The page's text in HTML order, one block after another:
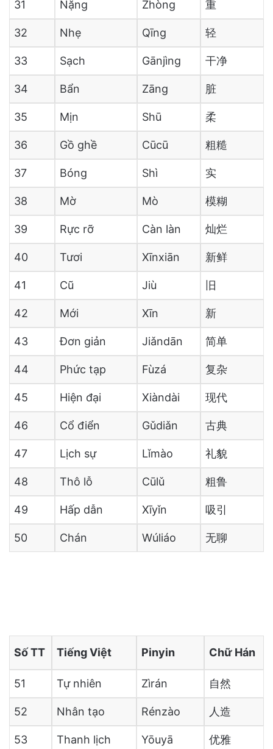
31 Nặng Zhòng 重
32 Nhẹ Qīng 轻
33 Sạch Gānjìng 干净
34 Bẩn Zāng 脏
35 Mịn Shū 柔
36 Gồ ghề Cūcū 粗糙
37 Bóng Shì 实
38 Mờ Mò 模糊
39 Rực rỡ Càn làn 灿烂
40 Tươi Xīnxiān 新鲜
41 Cũ Jiù 旧
42 Mới Xīn 新
43 Đơn giản Jiǎndān 简单
44 Phức tạp Fùzá 复杂
45 Hiện đại Xiàndài 现代
46 Cổ điển Gǔdiǎn 古典
47 Lịch sự Lǐmào 礼貌
48 Thô lỗ Cūlǔ 粗鲁
49 Hấp dẫn Xīyǐn 吸引
50 Chán Wúliáo 无聊
Số TT Tiếng Việt Pinyin Chữ Hán
51 Tự nhiên Zìrán 自然
52 Nhân tạo Rénzào 人造
53 Thanh lịch Yōuyā 优雅